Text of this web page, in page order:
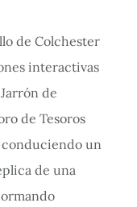
de Colchester
interactivas
de
de Tesoros
conduciendo un
de una